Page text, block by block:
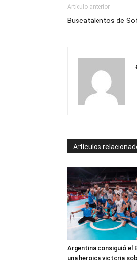
Artículo anterior
Buscatalentos de
Artículos
Argentina consiguió el
una heroica victoria